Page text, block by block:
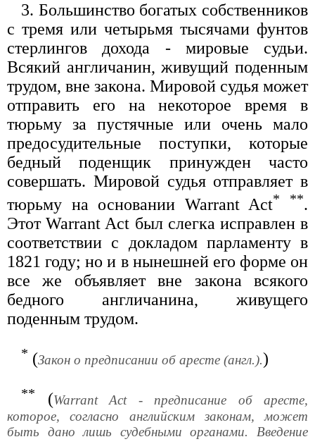
3. Большинство богатых собственников
с тремя или четырьмя тысячами фунтов
стерлингов дохода - мировые судьи.
Всякий англичанин, живущий поденным
трудом, вне закона. Мировой судья может
отправить его на некоторое время в
тюрьму за пустячные или очень мало
предосудительные поступки, которые
бедный поденщик принужден часто
совершать. Мировой судья отправляет в
тюрьму на основании Warrant Act* **.
Этот Warrant Act был слегка исправлен в
соответствии с докладом парламенту в
1821 году; но и в нынешней его форме он
все же объявляет вне закона всякого
бедного англичанина, живущего
поденным трудом.
* (Закон о предписании об аресте (англ.).)
** (Warrant Act - предписание об аресте,
которое, согласно английским законам, может
быть дано лишь судебными органами. Введение